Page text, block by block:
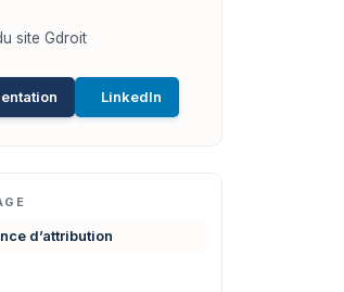
site Gdroit
LinkedIn
d’attribution